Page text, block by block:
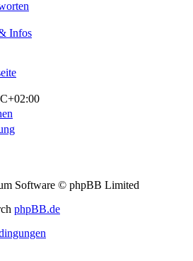
Infos
Software © phpBB Limited
phpBB.de